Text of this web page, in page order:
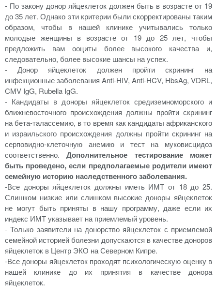
- По закону донор яйцеклеток должен быть в возрасте от 19
до 35 лет. Однако эти критерии были скорректированы таким
образом, чтобы в нашей клинике учитывались только
молодые женщины в возрасте от 19 до 25 лет, чтобы
предложить вам ооциты более высокого качества и,
следовательно, более высокие шансы на успех.
- Донор яйцеклеток должен пройти скрининг на
инфекционные заболевания Anti-HIV, Anti-HCV, HbsAg, VDRL,
CMV IgG, Rubella IgG.
- Кандидаты в доноры яйцеклеток средиземноморского и
ближневосточного происхождения должны пройти скрининг
на бета-талассемию, в то время как кандидаты африканского
и израильского происхождения должны пройти скрининг на
серповидно-клеточную анемию и тест на муковисцидоз
соответственно.Дополнительное тестирование может
быть проведено, если предполагаемые родители имеют
семейную историю наследственного заболевания.
-Все доноры яйцеклеток должны иметь ИМТ от 18 до 25.
Слишком низкие или слишком высокие доноры яйцеклеток
не могут быть приняты в нашу программу, даже если их
индекс ИМТ указывает на приемлемый уровень.
- Только заявители на донорство яйцеклеток с приемлемой
семейной историей болезни допускаются в качестве доноров
яйцеклеток в Центр ЭКО на Северном Кипре.
-Все доноры яйцеклеток проходят психологическую оценку в
нашей клинике до их принятия в качестве донора
яйцеклеток.